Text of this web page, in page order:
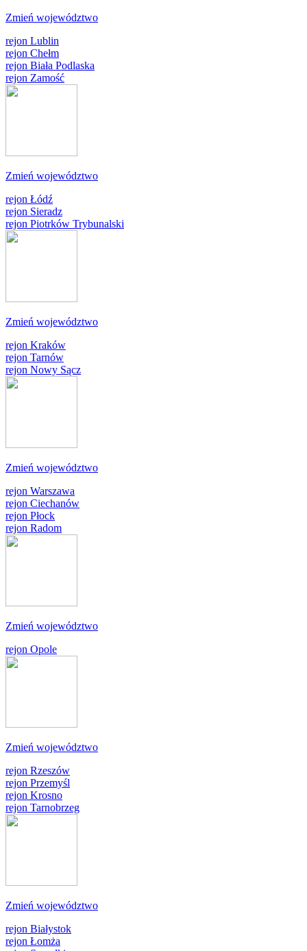
Zmień województwo
rejon Lublin
rejon Chełm
rejon Biała Podlaska
rejon Zamość
Zmień województwo
rejon Łódź
rejon Sieradz
rejon Piotrków Trybunalski
Zmień województwo
rejon Kraków
rejon Tarnów
rejon Nowy Sącz
Zmień województwo
rejon Warszawa
rejon Ciechanów
rejon Płock
rejon Radom
Zmień województwo
rejon Opole
Zmień województwo
rejon Rzeszów
rejon Przemyśl
rejon Krosno
rejon Tarnobrzeg
Zmień województwo
rejon Białystok
rejon Łomża